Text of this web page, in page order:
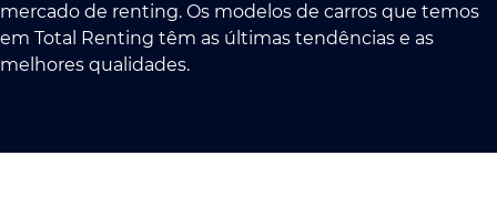
mercado de renting. Os modelos de carros que temos
em Total Renting têm as últimas tendências e as
melhores qualidades.